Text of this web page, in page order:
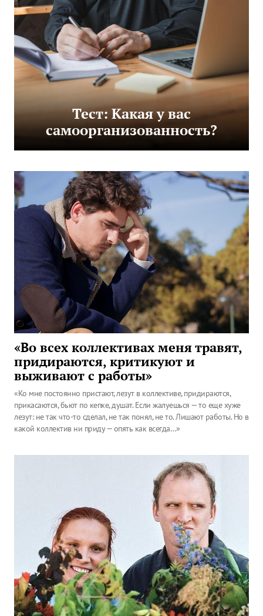
Тест: Какая у вас
самоорганизованность?
«Во всех коллективах меня травят,
придираются, критикуют и
выживают с работы»
«Ко мне постоянно пристают, лезут в коллективе, придираются,
прикасаются, бьют по кепке, душат. Если жалуешься — то еще хуже
лезут: не так что-то сделал, не так понял, не то. Лишают работы. Но в
какой коллектив ни приду — опять как всегда…»